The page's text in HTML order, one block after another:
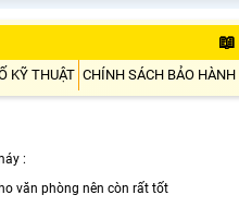
KỸ THUẬT CHÍNH SÁCH BẢO HÀNH
:
văn phòng nên còn rất tốt